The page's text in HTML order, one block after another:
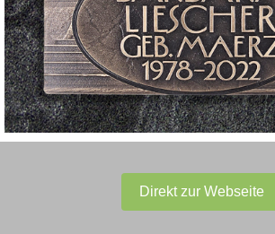
Direkt zur Webseite